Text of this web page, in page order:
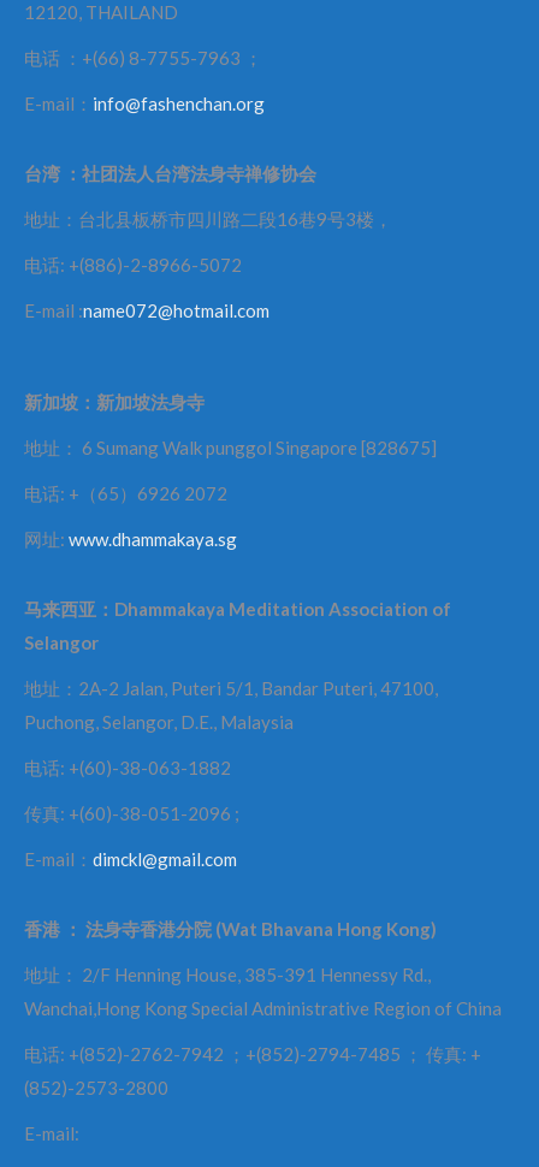
12120, THAILAND
电话 ：+(66) 8-7755-7963 ；
E-mail： info@fashenchan.org
台湾 ：社团法人台湾法身寺禅修协会
地址：台北县板桥市四川路二段16巷9号3楼，
电话: +(886)-2-8966-5072
E-mail :name072@hotmail.com
新加坡：新加坡法身寺
地址： 6 Sumang Walk punggol Singapore [828675]
电话: +（65）6926 2072
网址: www.dhammakaya.sg
马来西亚： Dhammakaya Meditation Association of
Selangor
地址：2A-2 Jalan, Puteri 5/1, Bandar Puteri, 47100,
Puchong, Selangor, D.E., Malaysia
电话: +(60)-38-063-1882
传真: +(60)-38-051-2096 ;
E-mail： dimckl@gmail.com
香港 ： 法身寺香港分院 (Wat Bhavana Hong Kong)
地址： 2/F Henning House, 385-391 Hennessy Rd.,
Wanchai,Hong Kong Special Administrative Region of China
电话: +(852)-2762-7942 ；+(852)-2794-7485 ； 传真: +
(852)-2573-2800
E-mail: